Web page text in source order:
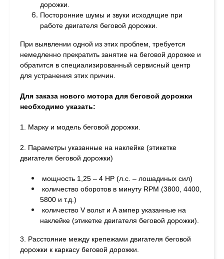
дорожки.
Посторонние шумы и звуки исходящие при
работе двигателя беговой дорожки.
При выявлении одной из этих проблем, требуется
немедленно прекратить занятие на беговой дорожке и
обратится в специализированный сервисный центр
для устранения этих причин.
Для заказа нового мотора для беговой дорожки
необходимо указать:
1. Марку и модель беговой дорожки.
2. Параметры указанные на наклейке (этикетке
двигателя беговой дорожки)
мощность 1,25 – 4 HP (л.с. – лошадиных сил)
количество оборотов в минуту RPM (3800, 4400,
5800 и т.д.)
количество V вольт и A ампер указанные на
наклейке (этикетке двигателя беговой дорожки).
3. Расстояние между крепежами двигателя беговой
дорожки к каркасу беговой дорожки.